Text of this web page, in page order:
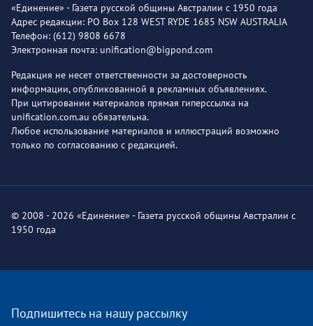
«Единение» - Газета русской общины Австралии с 1950 года
Адрес редакции: PO Box 128 WEST RYDE 1685 NSW AUSTRALIA
Телефон: (612) 9808 6678
Электронная почта: unification@bigpond.com
Редакция не несет ответственности за достоверность
информации, опубликованной в рекламных объявлениях.
При цитировании материалов прямая гиперссылка на
unification.com.au обязательна.
Любое использование материалов и иллюстраций возможно
только по согласованию с редакцией.
© 2008 - 2026 «Единение» - Газета русской общины Австралии с
1950 года
Подпишитесь на нашу рассылку